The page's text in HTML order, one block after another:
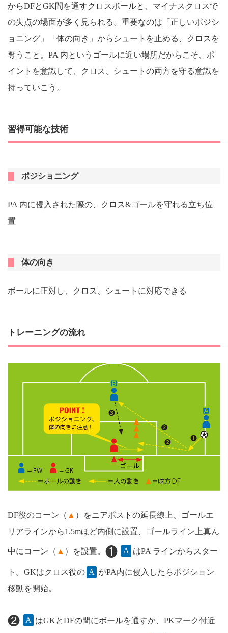
からDFとGK間を通すクロスボールと、マイナスクロスで
の失点の場面が多く見られる。重要なのは「正しいポジシ
ョニング」「体の向き」からシュートを止める、クロスを
奪うこと。PA 内というゴールに近い場所だからこそ、ポ
イントを意識して、クロス、シュートの両方を守る意識を
持っていこう。
習得可能な技術
ポジショニング
PA 内に侵入された際の、クロス&ゴールを守れる立ち位
置
体の向き
ボールに正対し、クロス、シュートに対応できる
トレーニングの流れ
DF役のコーン（ ▲ ）をニアポストの延長線上、ゴールエ
リアラインから1.5mほど内側に設置、ゴールライン上真ん
中にコーン（ ▲ ）を設置。 ❶ A はPA ラインからスター
ト。GKはクロス役の A がPA内に侵入したらポジション
移動を開始。
❷ A はGKとDFの間にボールを通すか、PKマーク付近